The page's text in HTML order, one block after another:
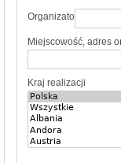
Organizator
Miejscowość, adres
Kraj realizacji